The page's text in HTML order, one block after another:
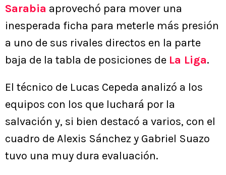
Sarabia aprovechó para mover una
inesperada ficha para meterle más presión
a uno de sus rivales directos en la parte
baja de la tabla de posiciones de La Liga.
El técnico de Lucas Cepeda analizó a los
equipos con los que luchará por la
salvación y, si bien destacó a varios, con el
cuadro de Alexis Sánchez y Gabriel Suazo
tuvo una muy dura evaluación.